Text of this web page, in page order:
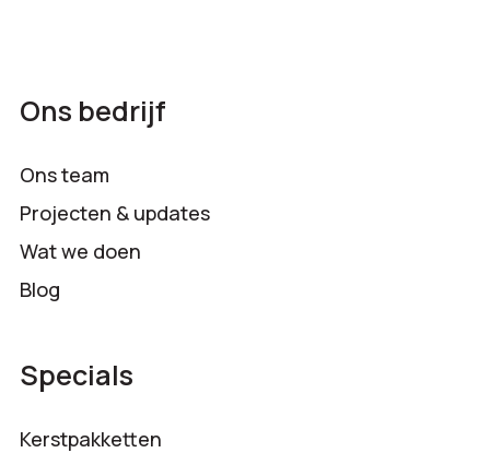
Ons bedrijf
Ons team
Projecten & updates
Wat we doen
Blog
Specials
Kerstpakketten